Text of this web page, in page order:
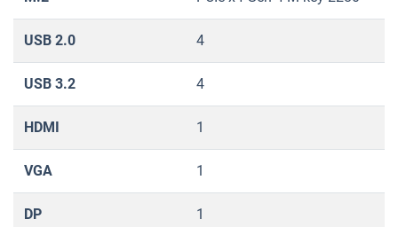
USB 2.0 4
USB 3.2 4
HDMI 1
VGA 1
DP 1